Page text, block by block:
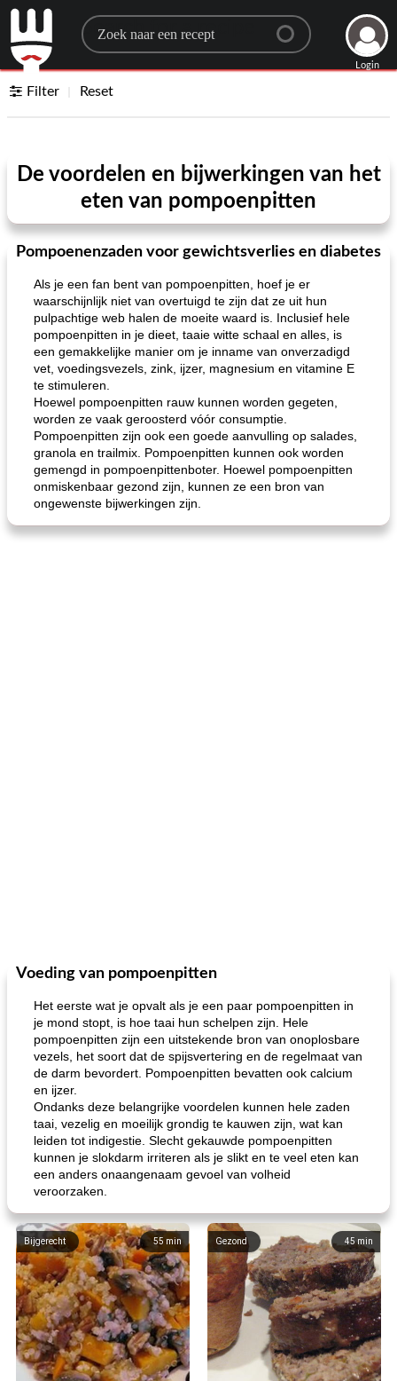
Search for a recipe
Login
Filter Reset
De voordelen en bijwerkingen van het
eten van pompoenpitten
Pompoenenzaden voor gewichtsverlies en diabetes
Als je een fan bent van pompoenpitten, hoef je er
waarschijnlijk niet van overtuigd te zijn dat ze uit hun
pulpachtige web halen de moeite waard is. Inclusief hele
pompoenpitten in je dieet, taaie witte schaal en alles, is
een gemakkelijke manier om je inname van onverzadigd
vet, voedingsvezels, zink, ijzer, magnesium en vitamine E
te stimuleren.
Hoewel pompoenpitten rauw kunnen worden gegeten,
worden ze vaak geroosterd vóór consumptie.
Pompoenpitten zijn ook een goede aanvulling op salades,
granola en trailmix. Pompoenpitten kunnen ook worden
gemengd in pompoenpittenboter. Hoewel pompoenpitten
onmiskenbaar gezond zijn, kunnen ze een bron van
ongewenste bijwerkingen zijn.
Voeding van pompoenpitten
Het eerste wat je opvalt als je een paar pompoenpitten in
je mond stopt, is hoe taai hun schelpen zijn. Hele
pompoenpitten zijn een uitstekende bron van onoplosbare
vezels, het soort dat de spijsvertering en de regelmaat van
de darm bevordert. Pompoenpitten bevatten ook calcium
en ijzer.
Ondanks deze belangrijke voordelen kunnen hele zaden
taai, vezelig en moeilijk grondig te kauwen zijn, wat kan
leiden tot indigestie. Slecht gekauwde pompoenpitten
kunnen je slokdarm irriteren als je slikt en te veel eten kan
een anders onaangenaam gevoel van volheid
veroorzaken.
55 min
Bijgerecht 45min
Gezond